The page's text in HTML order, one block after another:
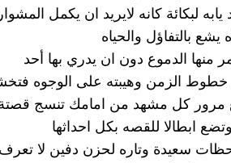
لبكائة كانه لايريد ان يكمل المشوار
بالتفاؤل والحياه
منها الدموع دون ان يدري بها أحد
الزمن وهيبته على الوجوه
كل مشهد من امامك تنسج
ابطالا للقصه بكل احداثها
سعيدة وتاره لحزن دفين لا تعرف